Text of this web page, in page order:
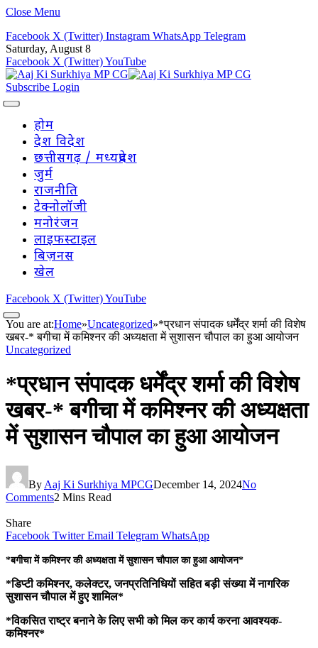
Close Menu
Facebook X (Twitter) Instagram WhatsApp Telegram
Saturday, August 8
Facebook X (Twitter)YouTube
Subscribe Login
होम
देश विदेश
छत्तीसगढ़ / मध्यप्रदेश
जुर्म
राजनीति
टेक्नोलॉजी
मनोरंजन
लाइफस्टाइल
बिज़नस
खेल
Facebook X (Twitter)YouTube
You are at:Home»Uncategorized»*प्रधान संपादक धर्मेंद्र शर्मा की विशेष
खबर-* बगीचा में कमिश्नर की अध्यक्षता में सुशासन चौपाल का हुआ आयोजन
Uncategorized
*प्रधान संपादक धर्मेंद्र शर्मा की विशेष
खबर-* बगीचा में कमिश्नर की अध्यक्षता
में सुशासन चौपाल का हुआ आयोजन
By Aaj Ki Surkhiya MPCGDecember 14, 2024No
Comments2 Mins Read
Share
Facebook Twitter Email Telegram WhatsApp
*बगीचा में कमिश्नर की अध्यक्षता में सुशासन चौपाल का हुआ आयोजन*
*डिप्टी कमिश्नर, कलेक्टर, जनप्रतिनिधियों सहित बड़ी संख्या में नागरिक
सुशासन चौपाल में हुए शामिल*
*विकसित राष्ट्र बनाने के लिए सभी को मिल कर कार्य करना आवश्यक-
कमिश्नर*